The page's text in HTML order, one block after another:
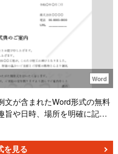
Word
文が含まれたWord形式の無料
旨や日時、場所を明確に記載
要性を伝える構成となって
典に招待するための公式文書
を見る